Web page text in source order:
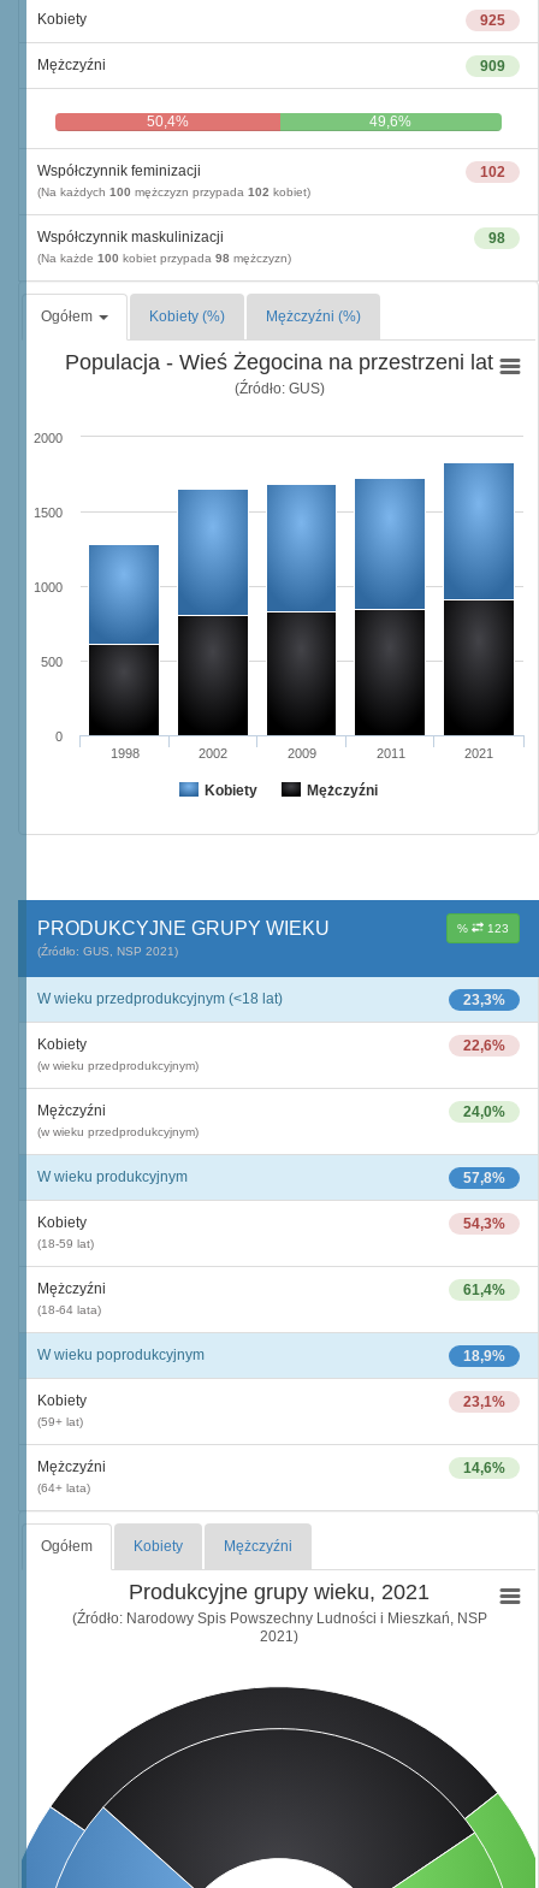
925
Kobiety
909
Mężczyźni
50,4% 49,6%
102
Współczynnik feminizacji
(Na każdych 100 mężczyzn przypada 102 kobiet)
98
Współczynnik maskulinizacji
(Na każde 100 kobiet przypada 98 mężczyzn)
Ogółem Kobiety (%) Mężczyźni (%)
Populacja - Wieś Żegocina na przestrzeni lat
(Źródło: GUS)
Kobiety Mężczyźni
1998 2002 2009 2011 2021
0
500
1000
1500
2000
% 123
PRODUKCYJNE GRUPY WIEKU
(Źródło: GUS, NSP 2021)
23,3%
W wieku przedprodukcyjnym (<18 lat)
22,6%
Kobiety
(w wieku przedprodukcyjnym)
24,0%
Mężczyźni
(w wieku przedprodukcyjnym)
57,8%
W wieku produkcyjnym
54,3%
Kobiety
(18-59 lat)
61,4%
Mężczyźni
(18-64 lata)
18,9%
W wieku poprodukcyjnym
23,1%
Kobiety
(59+ lat)
14,6%
Mężczyźni
(64+ lata)
Ogółem Kobiety Mężczyźni
Produkcyjne grupy wieku, 2021
(Źródło: Narodowy Spis Powszechny Ludności i Mieszkań, NSP
2021)